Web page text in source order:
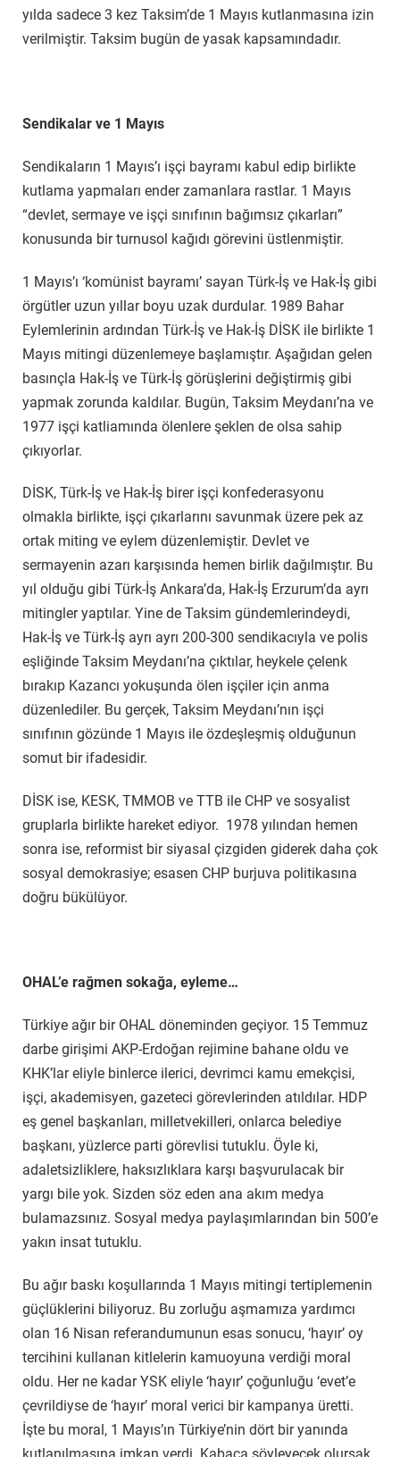
yılda sadece 3 kez Taksim’de 1 Mayıs kutlanmasına izin
verilmiştir. Taksim bugün de yasak kapsamındadır.
Sendikalar ve 1 Mayıs
Sendikaların 1 Mayıs’ı işçi bayramı kabul edip birlikte
kutlama yapmaları ender zamanlara rastlar. 1 Mayıs
“devlet, sermaye ve işçi sınıfının bağımsız çıkarları”
konusunda bir turnusol kağıdı görevini üstlenmiştir.
1 Mayıs’ı ‘komünist bayramı’ sayan Türk-İş ve Hak-İş gibi
örgütler uzun yıllar boyu uzak durdular. 1989 Bahar
Eylemlerinin ardından Türk-İş ve Hak-İş DİSK ile birlikte 1
Mayıs mitingi düzenlemeye başlamıştır. Aşağıdan gelen
basınçla Hak-İş ve Türk-İş görüşlerini değiştirmiş gibi
yapmak zorunda kaldılar. Bugün, Taksim Meydanı’na ve
1977 işçi katliamında ölenlere şeklen de olsa sahip
çıkıyorlar.
DİSK, Türk-İş ve Hak-İş birer işçi konfederasyonu
olmakla birlikte, işçi çıkarlarını savunmak üzere pek az
ortak miting ve eylem düzenlemiştir. Devlet ve
sermayenin azarı karşısında hemen birlik dağılmıştır. Bu
yıl olduğu gibi Türk-İş Ankara’da, Hak-İş Erzurum’da ayrı
mitingler yaptılar. Yine de Taksim gündemlerindeydi,
Hak-İş ve Türk-İş ayrı ayrı 200-300 sendikacıyla ve polis
eşliğinde Taksim Meydanı’na çıktılar, heykele çelenk
bırakıp Kazancı yokuşunda ölen işçiler için anma
düzenlediler. Bu gerçek, Taksim Meydanı’nın işçi
sınıfının gözünde 1 Mayıs ile özdeşleşmiş olduğunun
somut bir ifadesidir.
DİSK ise, KESK, TMMOB ve TTB ile CHP ve sosyalist
gruplarla birlikte hareket ediyor. 1978 yılından hemen
sonra ise, reformist bir siyasal çizgiden giderek daha çok
sosyal demokrasiye; esasen CHP burjuva politikasına
doğru bükülüyor.
OHAL’e rağmen sokağa, eyleme…
Türkiye ağır bir OHAL döneminden geçiyor. 15 Temmuz
darbe girişimi AKP-Erdoğan rejimine bahane oldu ve
KHK’lar eliyle binlerce ilerici, devrimci kamu emekçisi,
işçi, akademisyen, gazeteci görevlerinden atıldılar. HDP
eş genel başkanları, milletvekilleri, onlarca belediye
başkanı, yüzlerce parti görevlisi tutuklu. Öyle ki,
adaletsizliklere, haksızlıklara karşı başvurulacak bir
yargı bile yok. Sizden söz eden ana akım medya
bulamazsınız. Sosyal medya paylaşımlarından bin 500’e
yakın insat tutuklu.
Bu ağır baskı koşullarında 1 Mayıs mitingi tertiplemenin
güçlüklerini biliyoruz. Bu zorluğu aşmamıza yardımcı
olan 16 Nisan referandumunun esas sonucu, ‘hayır’ oy
tercihini kullanan kitlelerin kamuoyuna verdiği moral
oldu. Her ne kadar YSK eliyle ‘hayır’ çoğunluğu ‘evet’e
çevrildiyse de ‘hayır’ moral verici bir kampanya üretti.
İşte bu moral, 1 Mayıs’ın Türkiye’nin dört bir yanında